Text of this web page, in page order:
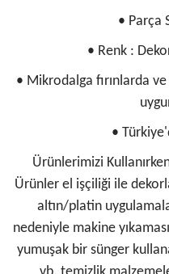
• Parça
• Renk :
• Mikrodalga fırınlarda
•
Ürünlerimizi
Ürünler el işçiliği ile
altın/platin
nedeniyle makine
yumuşak bir sünger